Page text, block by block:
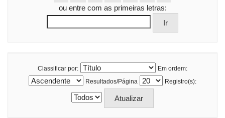
ou entre com as primeiras letras:
Classificar por:
Em ordem:
Resultados/Página
Registro(s):